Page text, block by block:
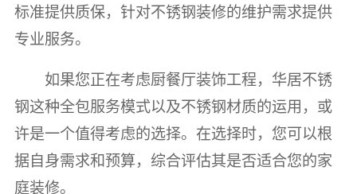
标准提供质保，针对不锈钢装修的维护需求提供
专业服务。
如果您正在考虑厨餐厅装饰工程，华居不锈
钢这种全包服务模式以及不锈钢材质的运用，或
许是一个值得考虑的选择。在选择时，您可以根
据自身需求和预算，综合评估其是否适合您的家
庭装修。